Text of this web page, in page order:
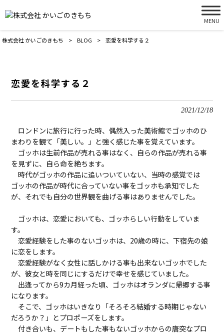
MENU
株式会社 かいごのきもち > BLOG > 恋愛を科学する２
恋愛を科学する２
2021/12/18
ロンドンに旅行に行った時、偶然入った美術館でゴッホのひ
まわりを観て「美しい。」と強く感じた事を覚えています。
ゴッホは生前作品が売れる事はなく、自らの作品が売れる事
を見ずに、自ら命を絶ちます。
時代がゴッホの作品に追いついていない、当時の感覚では
ゴッホの作品が時代に合っていない事をゴッホも承知でした
が、それでも自分の世界観を曲げる事はありませんでした。
ゴッホは、恋愛においても、ゴッホらしい行動をしていま
す。
恋愛経験をした事のないゴッホは、20歳の時に、下宿先の娘
に恋をします。
恋愛経験がなく女性に話しかける事も出来ないゴッホでした
が、彼女と時を同じにするだけで幸せを感じていました。
出逢ってから9カ月経った頃、ゴッホはオランダに帰郷する事
になります。
そこで、ゴッホはいきなり「そろそろ結婚する時期じゃない
だろうか？」とプロポーズをします。
付き合いも、デートもした事もないゴッホからの唐突なプロ